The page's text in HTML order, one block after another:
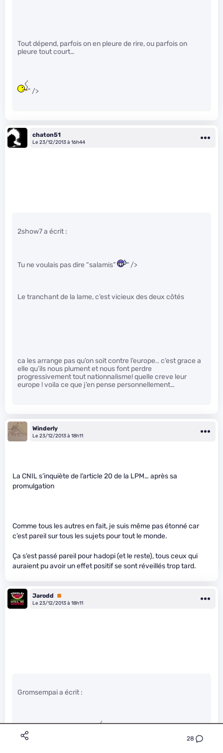
28
Tout dépend, parfois on en pleure de rire, ou parfois on
pleure tout court…
" />
chaton51
Le 23/12/2013 à 16h44
2show7 a écrit :
Tu ne voulais pas dire “salamis” " />
Le tranchant de la lame, c’est vicieux des deux côtés
ca les arrange pas qu’on soit contre l’europe.. c’est grace a
elle qu’ils nous plument et nous font perdre
progressivement tout nationnalisme! quelle creve leur
europe ! voila ce que j’en pense personnellement…
Winderly
Le 23/12/2013 à 18h11
La CNIL s’inquiète de l’article 20 de la LPM… après sa
promulgation
Comme tous les autres en fait, je suis même pas étonné car
c’est pareil sur tous les sujets pour tout le monde.
Ça s’est passé pareil pour hadopi (et le reste), tous ceux qui
auraient pu avoir un effet positif se sont réveillés trop tard.
Jarodd
Premium
Le 23/12/2013 à 18h11
Gromsempai a écrit :
Mais à quoi sert la CNIL